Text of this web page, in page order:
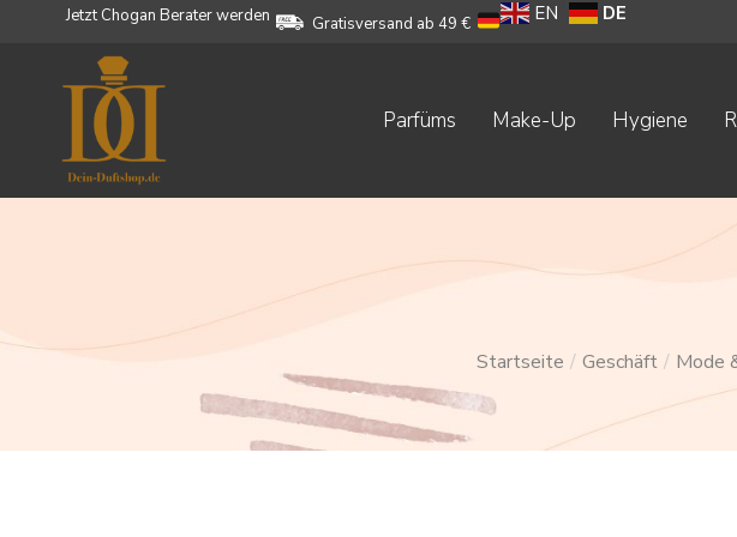
Jetzt Chogan Berater werden Gratisversand ab 49 € EN DE
Parfüms Make-Up Hygiene
Startseite / Geschäft / Mode